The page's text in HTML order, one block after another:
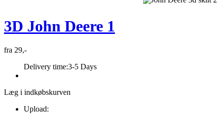
3D John Deere 1
fra 29,-
Delivery time:3-5 Days
Læg i indkøbskurven
Upload: